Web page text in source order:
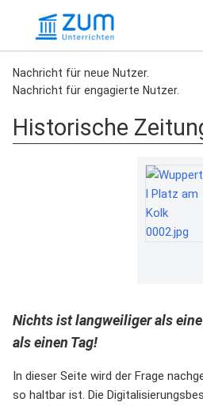
Nachricht für neue Nutzer.
Nachricht für engagierte Nutzer.
Historische
Nichts ist langweiliger als
als einen Tag!
In dieser Seite wird der Frage
so haltbar ist. Die